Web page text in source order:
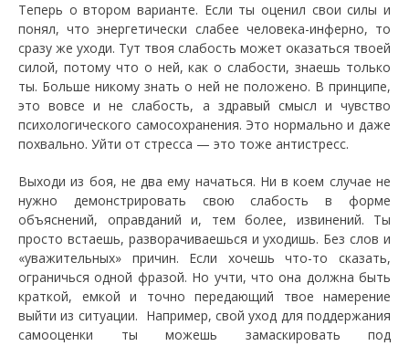
Теперь о втором варианте. Если ты оценил свои силы и
понял, что энергетически слабее человека-инферно, то
сразу же уходи. Тут твоя слабость может оказаться твоей
силой, потому что о ней, как о слабости, знаешь только
ты. Больше никому знать о ней не положено. В принципе,
это вовсе и не слабость, а здравый смысл и чувство
психологического самосохранения. Это нормально и даже
похвально. Уйти от стресса — это тоже антистресс.
Выходи из боя, не два ему начаться. Ни в коем случае не
нужно демонстрировать свою слабость в форме
объяснений, оправданий и, тем более, извинений. Ты
просто встаешь, разворачиваешься и уходишь. Без слов и
«уважительных» причин. Если хочешь что-то сказать,
ограничься одной фразой. Но учти, что она должна быть
краткой, емкой и точно передающий твое намерение
выйти из ситуации. Например, свой уход для поддержания
самооценки ты можешь замаскировать под